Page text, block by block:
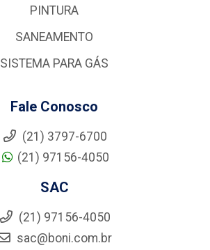
PINTURA
SANEAMENTO
SISTEMA PARA GÁS
Fale Conosco
(21) 3797-6700
(21) 97156-4050
SAC
(21) 97156-4050
sac@boni.com.br